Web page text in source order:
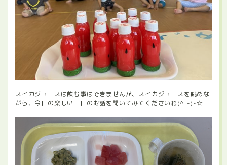
スイカジュースは飲む事はできませんが、スイカジュースを眺めな
がら、今日の楽しい一日のお話を聞いてみてくださいね(^_-)-☆